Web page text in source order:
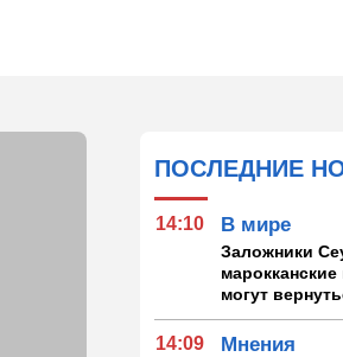
ПОСЛЕДНИЕ
14:10 В мире
Заложники
могут
14:09 Мнения